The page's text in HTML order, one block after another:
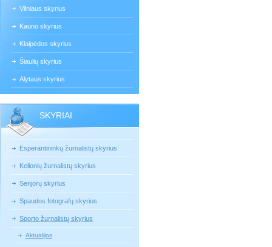
Vilniaus skyrius
Kauno skyrius
Klaipėdos skyrius
Šiaulių skyrius
Alytaus skyrius
SKYRIAI
Esperantininkų žurnalistų skyrius
Kelionių žurnalistų skyrius
Senjorų skyrius
Spaudos fotografų skyrius
Sporto žurnalistų skyrius
Aktualijos